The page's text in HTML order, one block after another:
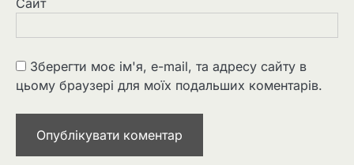
Зберегти моє ім'я, e-mail, та адресу сайту в
цьому браузері для моїх подальших коментарів.